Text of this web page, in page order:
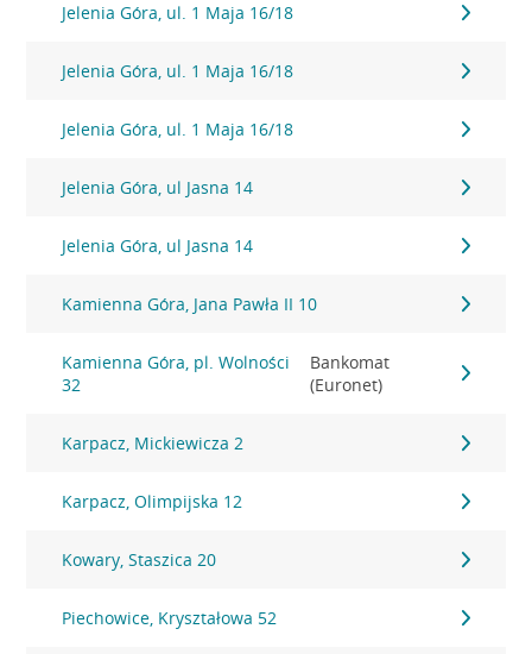
Jelenia Góra, ul. 1 Maja 16/18
Jelenia Góra, ul. 1 Maja 16/18
Jelenia Góra, ul. 1 Maja 16/18
Jelenia Góra, ul Jasna 14
Jelenia Góra, ul Jasna 14
Kamienna Góra, Jana Pawła II 10
Kamienna Góra, pl. Wolności
32
Bankomat
(Euronet)
Karpacz, Mickiewicza 2
Karpacz, Olimpijska 12
Kowary, Staszica 20
Piechowice, Kryształowa 52